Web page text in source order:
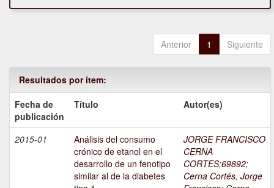
Anterior 1 Siguiente
Resultados por ítem:
Fecha de
publicación
Título Autor(es)
2015-01
Análisis del consumo
crónico de etanol en el
desarrollo de un fenotipo
similar al de la diabetes
JORGE FRANCISCO
CERNA
CORTES;69892;
Cerna Cortés, Jorge